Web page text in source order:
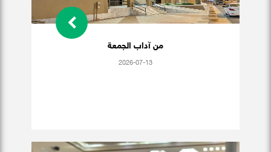
من آداب الجمعة
2026-07-13